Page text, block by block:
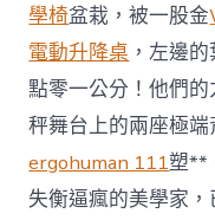
學椅盆栽，被一股金
電動升降桌 ，左邊
點零一公分！他們
秤舞台上的兩座極端
ergohuman 111塑**
失衡逼瘋的美學家